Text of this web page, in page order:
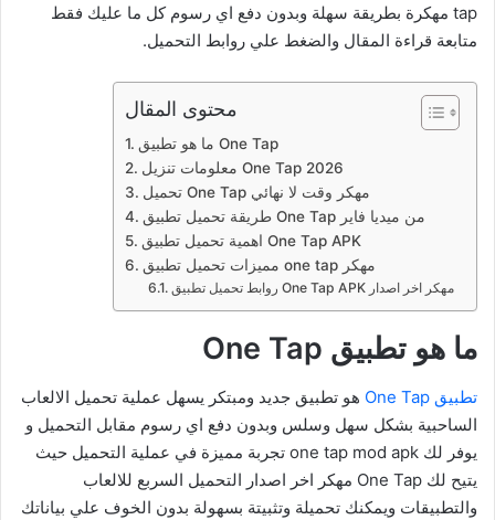
tap مهكرة بطريقة سهلة وبدون دفع اي رسوم كل ما عليك فقط
متابعة قراءة المقال والضغط علي روابط التحميل.
محتوى المقال
ما هو تطبيق One Tap
معلومات تنزيل One Tap 2026
تحميل One Tap مهكر وقت لا نهائي
طريقة تحميل تطبيق One Tap من ميديا فاير
اهمية تحميل تطبيق One Tap APK
مميزات تحميل تطبيق one tap مهكر
روابط تحميل تطبيق One Tap APK مهكر اخر اصدار
ما هو تطبيق One Tap
تطبيق One Tap
هو تطبيق جديد ومبتكر يسهل عملية تحميل الالعاب
الساحبية بشكل سهل وسلس وبدون دفع اي رسوم مقابل التحميل و
يوفر لك one tap mod apk تجربة مميزة في عملية التحميل حيث
يتيح لك One Tap مهكر اخر اصدار التحميل السربع للالعاب
والتطبيقات ويمكنك تحميلة وتثبيتة بسهولة بدون الخوف علي بياناتك